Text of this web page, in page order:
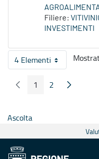
Filiere:
INVESTIMENTI
4 ElementiPer pagina
Pagina Precedente
Pagina
1 Pagina
2 Pagina
Ascolta